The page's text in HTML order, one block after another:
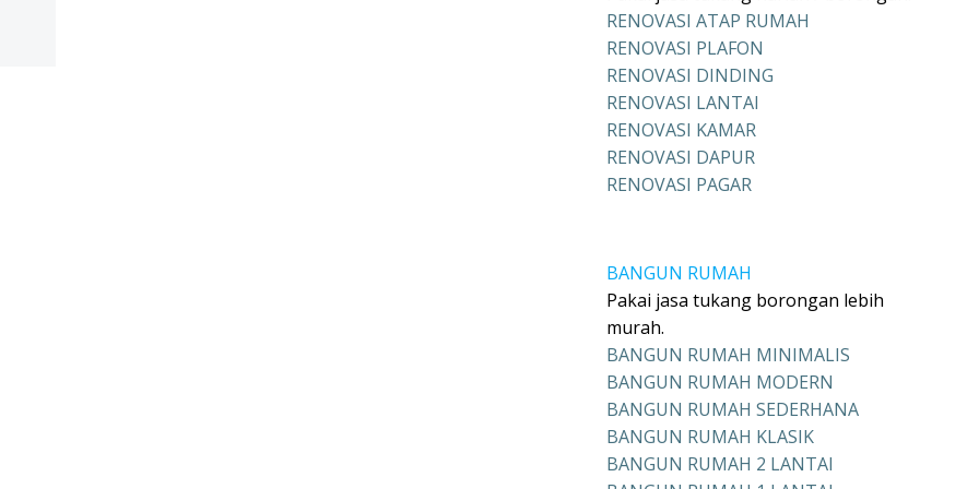
RENOVASI ATAP RUMAH
RENOVASI PLAFON
RENOVASI DINDING
RENOVASI LANTAI
RENOVASI KAMAR
RENOVASI DAPUR
RENOVASI PAGAR
BANGUN RUMAH
Pakai jasa tukang borongan lebih
murah.
BANGUN RUMAH MINIMALIS
BANGUN RUMAH MODERN
BANGUN RUMAH SEDERHANA
BANGUN RUMAH KLASIK
BANGUN RUMAH 2 LANTAI